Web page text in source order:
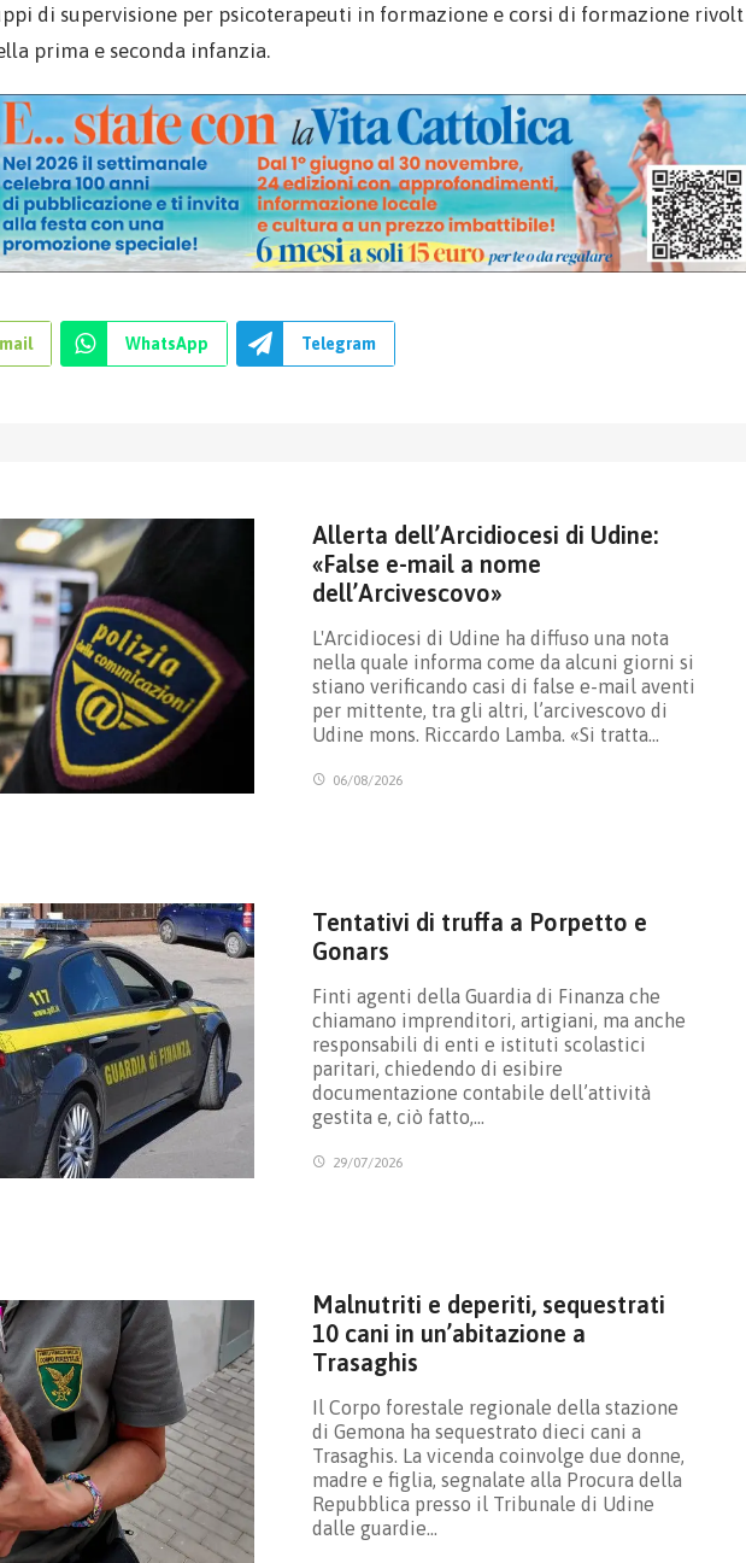
di supervisione per psicoterapeuti in formazione e corsi di formazione
prima e seconda infanzia.
WhatsApp Telegram
Allerta dell’Arcidiocesi di Udine:
«False e-mail a nome
dell’Arcivescovo»
L'Arcidiocesi di Udine ha diffuso una nota
nella quale informa come da alcuni giorni si
stiano verificando casi di false e-mail aventi
per mittente, tra gli altri, l’arcivescovo di
Udine mons. Riccardo Lamba. «Si tratta…
06/08/2026
Tentativi di truffa a Porpetto e
Gonars
Finti agenti della Guardia di Finanza che
chiamano imprenditori, artigiani, ma anche
responsabili di enti e istituti scolastici
paritari, chiedendo di esibire
documentazione contabile dell’attività
gestita e, ciò fatto,…
29/07/2026
Malnutriti e deperiti, sequestrati
10 cani in un’abitazione a
Trasaghis
Il Corpo forestale regionale della stazione
di Gemona ha sequestrato dieci cani a
Trasaghis. La vicenda coinvolge due donne,
madre e figlia, segnalate alla Procura della
Repubblica presso il Tribunale di Udine
dalle guardie…